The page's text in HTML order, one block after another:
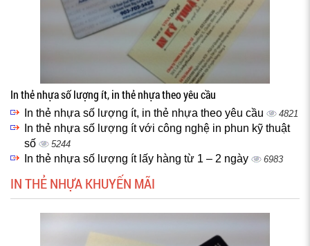
In thẻ nhựa số lượng ít, in thẻ nhựa theo yêu cầu
In thẻ nhựa số lượng ít, in thẻ nhựa theo yêu cầu 4821
In thẻ nhựa số lượng ít với công nghệ in phun kỹ thuật
số
5244
In thẻ nhựa số lượng ít lấy hàng từ 1 – 2 ngày 6983
IN THẺ NHỰA KHUYẾN MÃI